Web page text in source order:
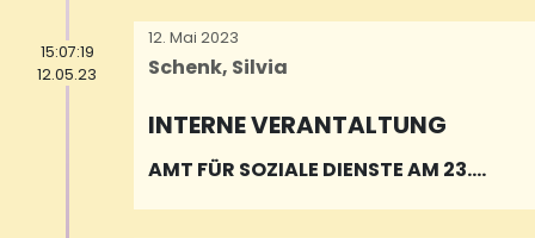
15:07:19
12.05.23
12. Mai 2023
Schenk, Silvia
INTERNE VERANTALTUNG
AMT FÜR SOZIALE DIENSTE AM 23.